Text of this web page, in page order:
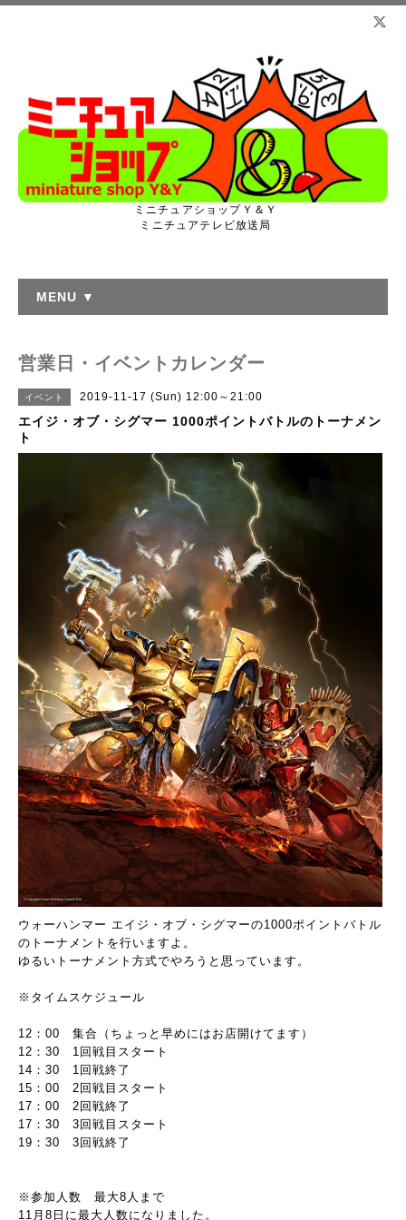
ミニチュアショップＹ＆Ｙ
ミニチュアテレビ放送局
MENU ▼
営業日・イベントカレンダー
イベント 2019-11-17 (Sun) 12:00～21:00
エイジ・オブ・シグマー 1000ポイントバトルのトーナメン
ト
ウォーハンマー エイジ・オブ・シグマーの1000ポイントバトル
のトーナメントを行いますよ。
ゆるいトーナメント方式でやろうと思っています。
※タイムスケジュール
12：00 集合（ちょっと早めにはお店開けてます）
12：30 1回戦目スタート
14：30 1回戦終了
15：00 2回戦目スタート
17：00 2回戦終了
17：30 3回戦目スタート
19：30 3回戦終了
※参加人数 最大8人まで
11月8日に最大人数になりました。